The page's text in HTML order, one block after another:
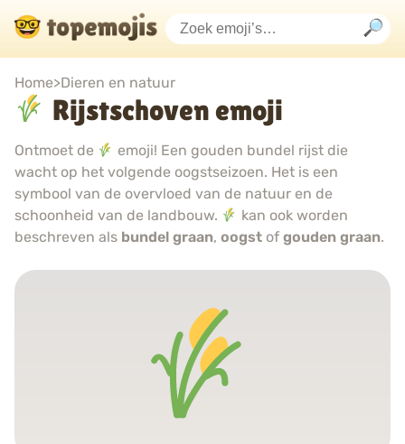
Home>Dieren en natuur
Rijstschoven emoji
Ontmoet de
emoji! Een gouden bundel rijst die
wacht op het volgende oogstseizoen. Het is een
symbool van de overvloed van de natuur en de
schoonheid van de landbouw.
kan ook worden
beschreven als bundel graan, oogst of gouden graan.